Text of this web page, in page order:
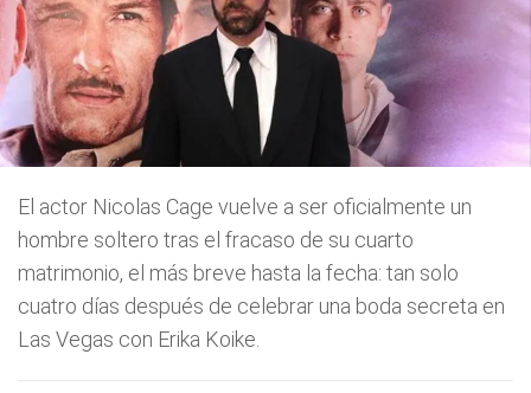
El actor Nicolas Cage vuelve a ser oficialmente un
hombre soltero tras el fracaso de su cuarto
matrimonio, el más breve hasta la fecha: tan solo
cuatro días después de celebrar una boda secreta en
Las Vegas con Erika Koike.